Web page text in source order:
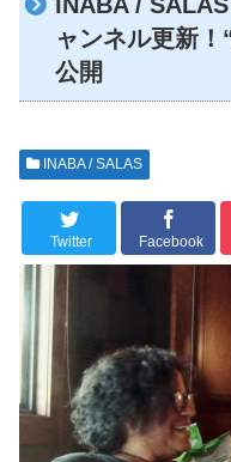
INABA /
ャンネル更新！
公開
INABA / SALAS
Twitter Facebook